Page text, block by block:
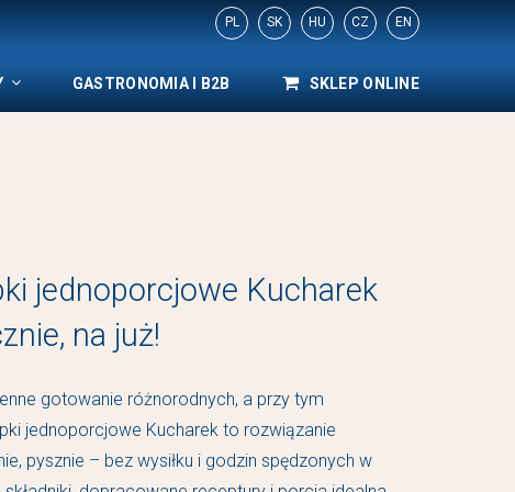
PL SK HU CZ EN
GASTRONOMIA I B2B SKLEP ONLINE
jednoporcjowe Kucharek
na już!
gotowanie różnorodnych, a przy tym
jednoporcjowe Kucharek to rozwiązanie
pysznie – bez wysiłku i godzin spędzonych w